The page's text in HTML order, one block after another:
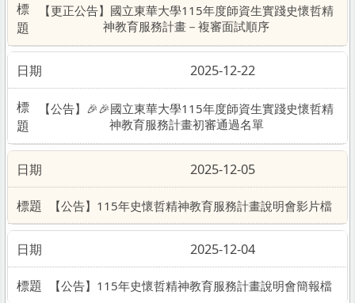
【更正公告】國立東華大學115年度師資生實踐史懷哲精
神教育服務計畫－複審面試順序
2025-12-22
【公告】🎉🎉國立東華大學115年度師資生實踐史懷哲精
神教育服務計畫初審通過名單
2025-12-05
【公告】115年史懷哲精神教育服務計畫說明會影片檔
2025-12-04
【公告】115年史懷哲精神教育服務計畫說明會簡報檔